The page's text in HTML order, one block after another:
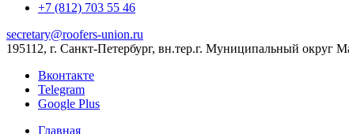
+7 (812) 703 55 46
secretary@roofers-union.ru
195112, г. Санкт-Петербург, вн.тер.г. Муниципальный округ
Вконтакте
Telegram
Google Plus
Главная